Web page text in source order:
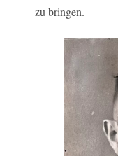
zu bringen.